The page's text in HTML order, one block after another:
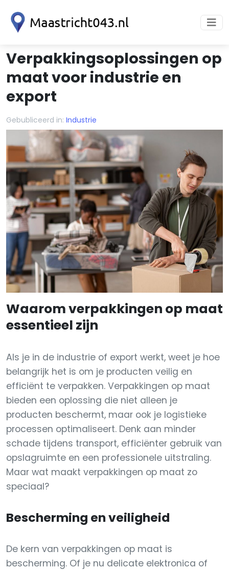
Verpakkingsoplossingen op
maat voor industrie en
export
Gebubliceerd in: Industrie
Waarom verpakkingen op maat
essentieel zijn
Als je in de industrie of export werkt, weet je hoe
belangrijk het is om je producten veilig en
efficiënt te verpakken. Verpakkingen op maat
bieden een oplossing die niet alleen je
producten beschermt, maar ook je logistieke
processen optimaliseert. Denk aan minder
schade tijdens transport, efficiënter gebruik van
opslagruimte en een professionele uitstraling.
Maar wat maakt verpakkingen op maat zo
speciaal?
Bescherming en veiligheid
De kern van verpakkingen op maat is
bescherming. Of je nu delicate elektronica of